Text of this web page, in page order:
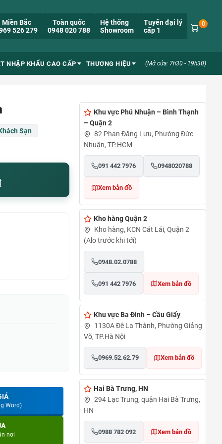
Miền Bắc
526 279
Toàn quốc
0948 020 788
Hệ thống
Showroom
Tuyển đại lý
cấp 1
0
NHẬP KHẨU CAO CẤP THƯƠNG HIỆU (Mở cửa: 7h30 - 19h30)
Sạn
Word)
nơi
Khu vực Phú Nhuận – Bình Thạnh
– Quận 2
82 Phan Đăng Lưu, Phường Đức
Nhuận, TP.HCM
091 442 7976 0948020788
Xem bản đồ
Kho hàng Quận 2
Kho hàng, KCN Cát Lái, Quận 2
(Alo trước khi tới)
0948.02.0788
091 442 7976 Xem bản đồ
Khu vực Ba Đình – Cầu Giấy
1130A Đê La Thành, Phường Giảng
Võ, TP.Hà Nội
0969.52.62.79 Xem bản đồ
Hai Bà Trưng, HN
294 Lạc Trung, quận Hai Bà Trưng,
HN
0988 782 092 Xem bản đồ